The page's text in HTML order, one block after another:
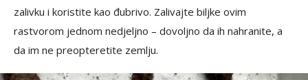
zalivku i koristite kao đubrivo. Zalivajte biljke ovim
rastvorom jednom nedjeljno – dovoljno da ih nahranite, a
da im ne preopteretite zemlju.